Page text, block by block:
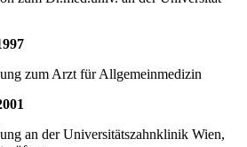
zum Arzt für Allgemeinmedizin
an der Universitätszahnklinik Wien,